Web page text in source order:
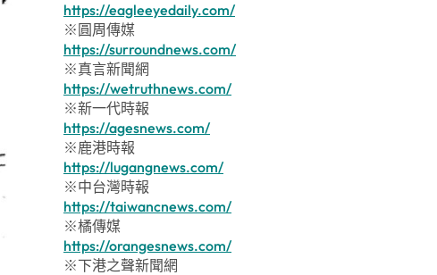
https://eagleeyedaily.com/
※圓周傳媒
https://surroundnews.com/
※真言新聞網
https://wetruthnews.com/
※新一代時報
https://agesnews.com/
※鹿港時報
https://lugangnews.com/
※中台灣時報
https://taiwancnews.com/
※橘傳媒
https://orangesnews.com/
※下港之聲新聞網